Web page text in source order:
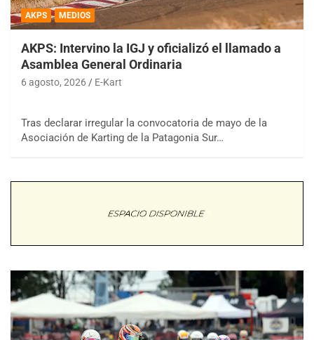
AKPS MEDIOS
AKPS: Intervino la IGJ y oficializó el llamado a
Asamblea General Ordinaria
6 agosto, 2026 E-Kart
Tras declarar irregular la convocatoria de mayo de la
Asociación de Karting de la Patagonia Sur…